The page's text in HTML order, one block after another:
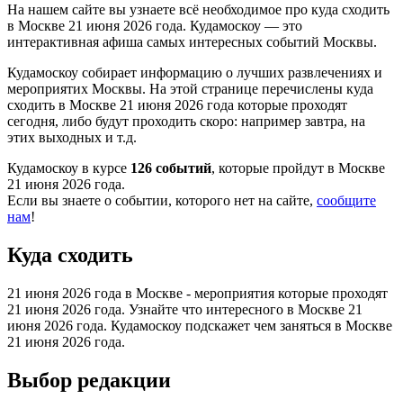
На нашем сайте вы узнаете всё необходимое про куда сходить
в Москве 21 июня 2026 года. Кудамоскоу — это
интерактивная афиша самых интересных событий Москвы.
Кудамоскоу собирает информацию о лучших развлечениях и
мероприятих Москвы. На этой странице перечислены куда
сходить в Москве 21 июня 2026 года которые проходят
сегодня, либо будут проходить скоро: например завтра, на
этих выходных и т.д.
Кудамоскоу в курсе 126 событий, которые пройдут в Москве
21 июня 2026 года.
Если вы знаете о событии, которого нет на сайте, сообщите
нам!
Куда сходить
21 июня 2026 года в Москве - мероприятия которые проходят
21 июня 2026 года. Узнайте что интересного в Москве 21
июня 2026 года. Кудамоскоу подскажет чем заняться в Москве
21 июня 2026 года.
Выбор редакции